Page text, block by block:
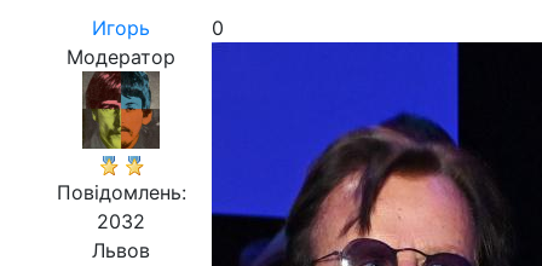
Игорь
Модератор
Повідомлень:
2032
Львов
0